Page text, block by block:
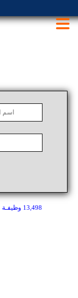
13,498 وظيفـة